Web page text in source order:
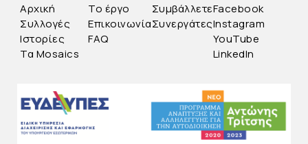
Αρχική
Συλλογές
Ιστορίες
Τα Mosaics
Το έργο
Επικοινωνία
FAQ
Συμβάλλετε
Συνεργάτες
Facebook
Instagram
YouTube
LinkedIn